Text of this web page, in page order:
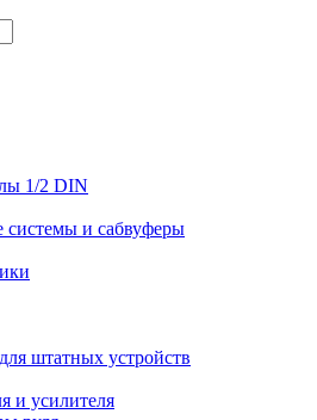
1/2 DIN
системы и сабвуферы
штатных устройств
и усилителя